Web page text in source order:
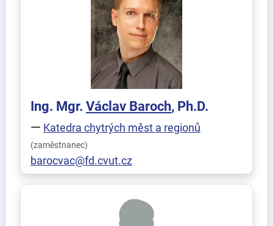
Ing. Mgr. Václav Baroch, Ph.D.
Katedra chytrých měst a regionů
(zaměstnanec)
barocvac@fd.cvut.cz